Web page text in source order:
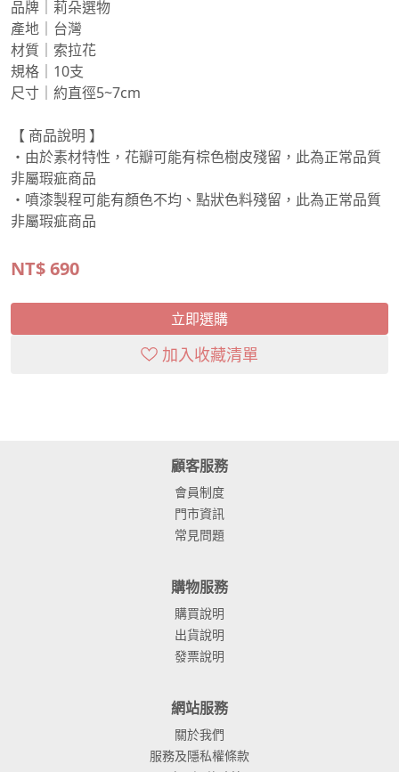
品牌｜莉朵選物
產地｜台灣
材質｜索拉花
規格｜10支
尺寸｜約直徑5~7cm
【 商品說明 】
・由於素材特性，花瓣可能有棕色樹皮殘留，此為正常品質
非屬瑕疵商品
・噴漆製程可能有顏色不均、點狀色料殘留，此為正常品質
非屬瑕疵商品
NT$690
立即選購
加入收藏清單
顧客服務
會員制度
門市資訊
常見問題
購物服務
購買說明
出貨說明
發票說明
網站服務
關於我們
服務及隱私權條款